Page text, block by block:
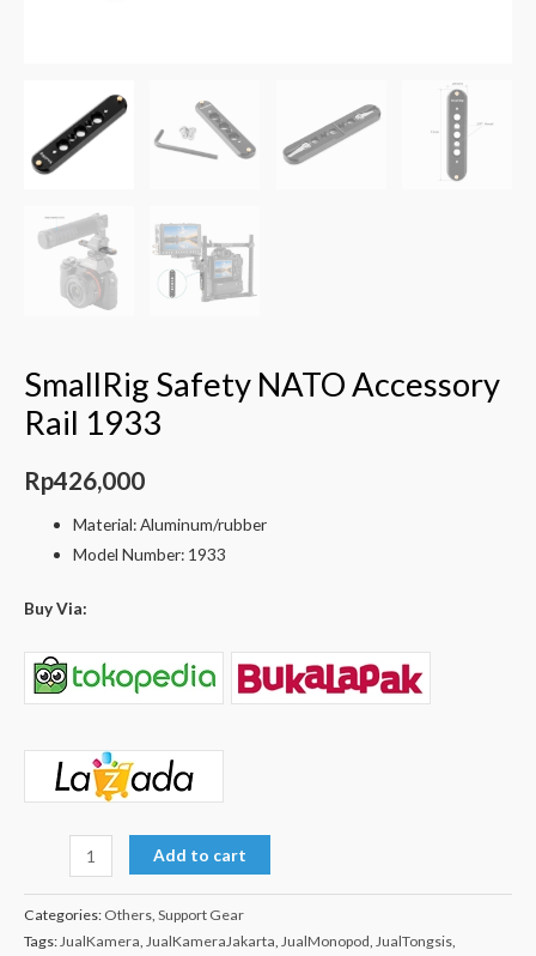
SmallRig Safety NATO Accessory
Rail 1933
Rp426,000
Material: Aluminum/rubber
Model Number: 1933
Buy Via:
Add to cart
Categories: Others Support Gear
Tags: JualKamera JualKameraJakarta JualMonopod JualTongsis